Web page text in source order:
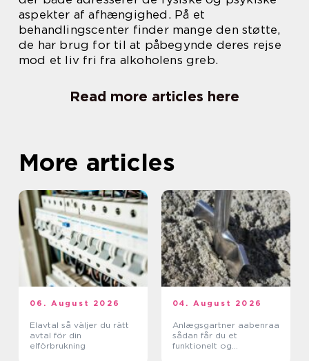
aspekter af afhængighed. På et
behandlingscenter finder mange den støtte,
de har brug for til at påbegynde deres rejse
mod et liv fri fra alkoholens greb.
Read more articles here
More articles
06. August 2026
Elavtal så väljer du rätt
avtal för din
elförbrukning
04. August 2026
Anlægsgartner aabenraa
sådan får du et
funktionelt og